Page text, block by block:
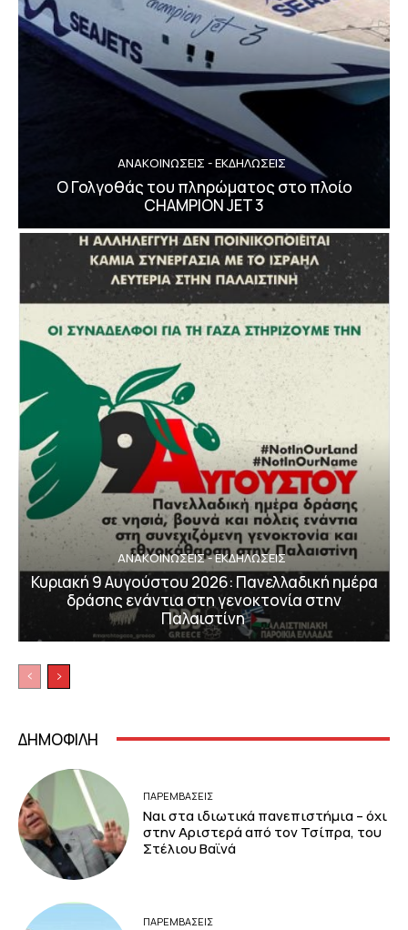
ΑΝΑΚΟΙΝΩΣΕΙΣ - ΕΚΔΗΛΩΣΕΙΣ
Ο Γολγοθάς του πληρώματος στο πλοίο
CHAMPION JET 3
ΑΝΑΚΟΙΝΩΣΕΙΣ - ΕΚΔΗΛΩΣΕΙΣ
Κυριακή 9 Αυγούστου 2026: Πανελλαδική ημέρα
δράσης ενάντια στη γενοκτονία στην
Παλαιστίνη
ΔΗΜΟΦΙΛΗ
ΠΑΡΕΜΒΑΣΕΙΣ
Ναι στα ιδιωτικά πανεπιστήμια – όχι
στην Αριστερά από τον Τσίπρα, του
Στέλιου Βαϊνά
ΠΑΡΕΜΒΑΣΕΙΣ